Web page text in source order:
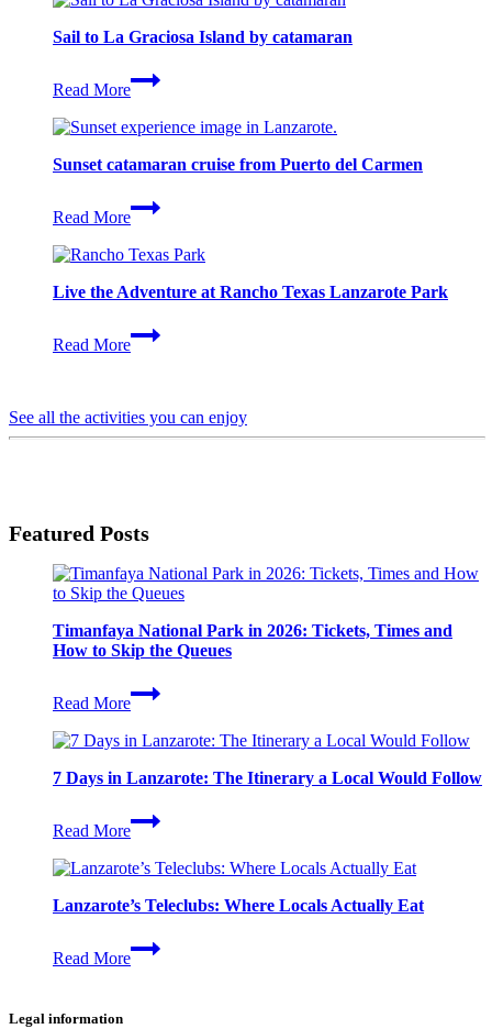
Sail to La Graciosa Island by catamaran
Read More
Sail
to
Graciosa
by
Sunset catamaran cruise from Puerto del Carmen
Read More
Sunset
catamaran
from
del
Live the Adventure at Rancho Texas Lanzarote Park
Read More
Live
the
Texas
See all the activities you can enjoy
Featured Posts
Timanfaya National Park in 2026: Tickets, Times and
How to Skip the Queues
Read More
Timanfaya
National
in
Tickets,
and
How
to
the
7 Days in Lanzarote: The Itinerary a Local Would Follow
Read MoreDays
Lanzarote:
Itinerary
Local
Would
Lanzarote’s Teleclubs: Where Locals Actually Eat
Read More
Lanzarote’s
Teleclubs:
Legal information